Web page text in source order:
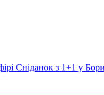
Сніданок з 1+1 у